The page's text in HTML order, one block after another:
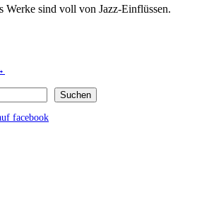
Werke sind voll von Jazz-Einflüssen.
Suchen